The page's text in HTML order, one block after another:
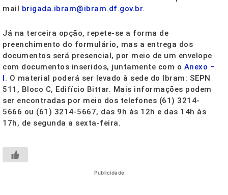
mail brigada.ibram@ibram.df.gov.br.
Já na terceira opção, repete-se a forma de
preenchimento do formulário, mas a entrega dos
documentos será presencial, por meio de um envelope
com documentos inseridos, juntamente com o Anexo –
I. O material poderá ser levado à sede do Ibram: SEPN
511, Bloco C, Edifício Bittar. Mais informações podem
ser encontradas por meio dos telefones (61) 3214-
5666 ou (61) 3214-5667, das 9h às 12h e das 14h às
17h, de segunda a sexta-feira.
Publicidade